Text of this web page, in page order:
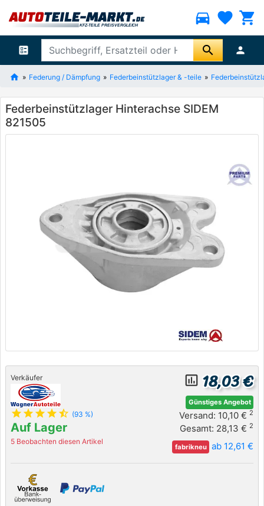
directions_car favorite shopping_cart
ballot search person
Federung / Dämpfung Federbeinstützlager & -teile
Federbeinstützlager Hinterachse SIDEM
821505
Verkäufer
star star star star star_half (93 %)
Auf Lager
5 Beobachten diesen Artikel
insert_chart_outlined 18,03 €
Günstiges Angebot
Versand: 10,10 € 2
Gesamt: 28,13 € 2
fabrikneu ab 12,61 €